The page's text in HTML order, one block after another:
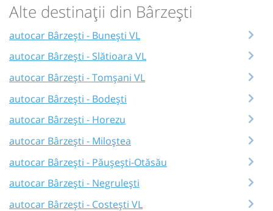
Alte destinații din Bârzeşti
autocar Bârzeşti - Bunești VL
autocar Bârzeşti - Slătioara VL
autocar Bârzeşti - Tomșani VL
autocar Bârzeşti - Bodești
autocar Bârzeşti - Horezu
autocar Bârzeşti - Miloștea
autocar Bârzeşti - Păușești-Otăsău
autocar Bârzeşti - Negrulești
autocar Bârzeşti - Costești VL